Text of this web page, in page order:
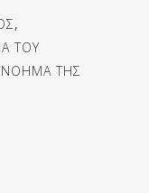
,
ΤΟΥ
ΤΗΣ